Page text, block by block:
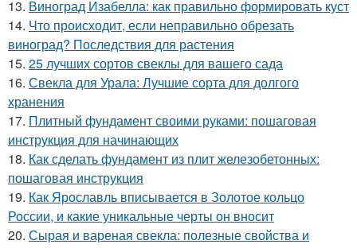
13. Виноград Изабелла: как правильно формировать куст
14. Что происходит, если неправильно обрезать
виноград? Последствия для растения
15. 25 лучших сортов свеклы для вашего сада
16. Свекла для Урала: Лучшие сорта для долгого
хранения
17. Плитный фундамент своими руками: пошаговая
инструкция для начинающих
18. Как сделать фундамент из плит железобетонных:
пошаговая инструкция
19. Как Ярославль вписывается в Золотое кольцо
России, и какие уникальные черты он вносит
20. Сырая и вареная свекла: полезные свойства и